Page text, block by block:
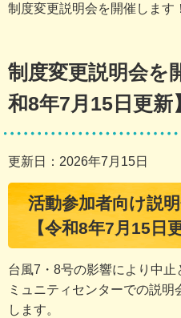
制度変更説明会を開催します
制度変更説明会を
和8年7月15日更新
更新日：2026年7月15日
活動参加者向け説
【令和8年7月15日
台風7・8号の影響により中
ミュニティセンターでの説
します。